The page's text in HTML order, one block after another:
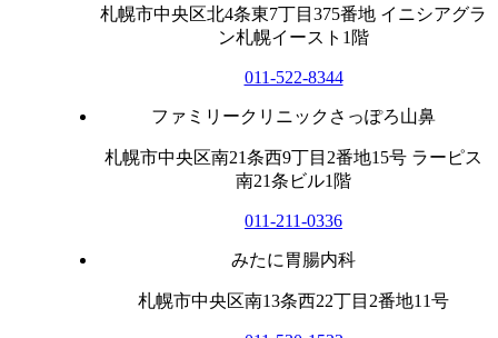
札幌市中央区北4条東7丁目375番地 イニシアグラ
ン札幌イースト1階
011-522-8344
ファミリークリニックさっぽろ山鼻
札幌市中央区南21条西9丁目2番地15号 ラーピス
南21条ビル1階
011-211-0336
みたに胃腸内科
札幌市中央区南13条西22丁目2番地11号